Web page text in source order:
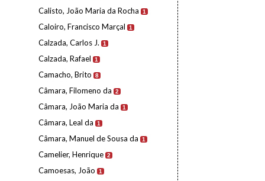
Calisto, João Maria da Rocha 1
Caloiro, Francisco Marçal 1
Calzada, Carlos J. 1
Calzada, Rafael 1
Camacho, Brito 8
Câmara, Filomeno da 2
Câmara, João Maria da 1
Câmara, Leal da 1
Câmara, Manuel de Sousa da 1
Camelier, Henrique 2
Camoesas, João 1